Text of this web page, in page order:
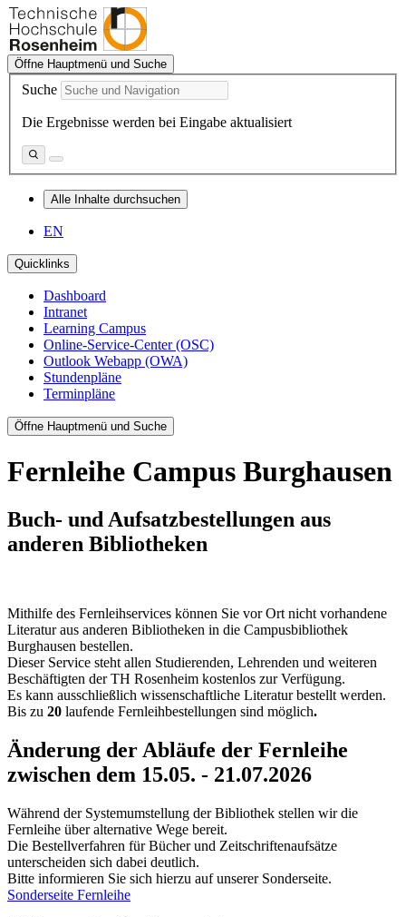
Öffne Hauptmenü und Suche
Suche
Die Ergebnisse werden bei Eingabe aktualisiert
Alle Inhalte durchsuchen
EN
Quicklinks
Dashboard
Intranet
Learning Campus
Online-Service-Center (OSC)
Outlook Webapp (OWA)
Stundenpläne
Terminpläne
Öffne Hauptmenü und Suche
Fernleihe Campus Burghausen
Buch- und Aufsatzbestellungen aus
anderen Bibliotheken
Mithilfe des Fernleihservices können Sie vor Ort nicht vorhandene
Literatur aus anderen Bibliotheken in die Campusbibliothek
Burghausen bestellen.
Dieser Service steht allen Studierenden, Lehrenden und weiteren
Beschäftigten der TH Rosenheim kostenlos zur Verfügung.
Es kann ausschließlich wissenschaftliche Literatur bestellt werden.
Bis zu 20 laufende Fernleihbestellungen sind möglich.
Änderung der Abläufe der Fernleihe
zwischen dem 15.05. - 21.07.2026
Während der Systemumstellung der Bibliothek stellen wir die
Fernleihe über alternative Wege bereit.
Die Bestellverfahren für Bücher und Zeitschriftenaufsätze
unterscheiden sich dabei deutlich.
Bitte informieren Sie sich hierzu auf unserer Sonderseite.
Sonderseite Fernleihe